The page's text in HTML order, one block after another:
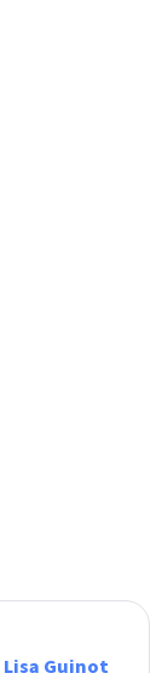
Lisa Guinot